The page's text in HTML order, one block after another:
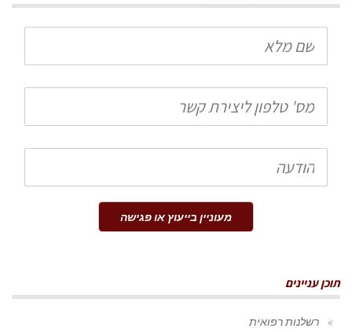
שם
מלא
טלפון
הודעה
מעוניין בייעוץ או פגישה
תוכן עניינים
רשלנות רפואית